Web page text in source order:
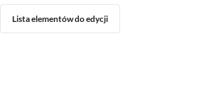
Lista elementów do edycji